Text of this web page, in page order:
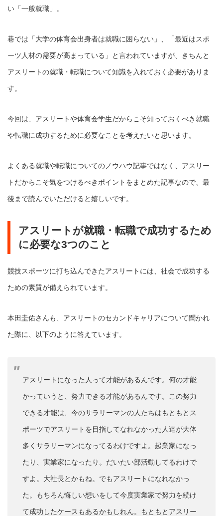
い「一般就職」。
巷では「大学の体育会出身者は就職に困らない」、「最近はスポ
ーツ人材の需要が高まっている」と言われていますが、きちんと
アスリートの就職・転職について知識を入れておく必要がありま
す。
今回は、アスリートや体育会学生だからこそ知っておくべき就職
や転職に成功するために必要なことを考えたいと思います。
よくある就職や転職についてのノウハウ記事ではなく、アスリー
トだからこそ気をつけるべきポイントをまとめた記事なので、最
後まで読んでいただけると嬉しいです。
アスリートが就職・転職で成功するため
に必要な3つのこと
競技スポーツに打ち込んできたアスリートには、社会で成功する
ための素質が備えられています。
本田圭佑さんも、アスリートのセカンドキャリアについて聞かれ
た際に、以下のように答えています。
アスリートになった人って才能があるんです。何の才能
かっていうと、努力できる才能があるんです。この努力
できる才能は、今のサラリーマンの人たちはもともとス
ポーツでアスリートを目指してなれなかった人達が大体
多くサラリーマンになってるわけですよ。起業家になっ
たり、実業家になったり。だいたい部活動してるわけで
すよ。大社長とかもね。でもアスリートになれなかっ
た。もちろん悔しい想いをして今度実業家で努力を続け
て成功したケースもあるかもしれん。もともとアスリー